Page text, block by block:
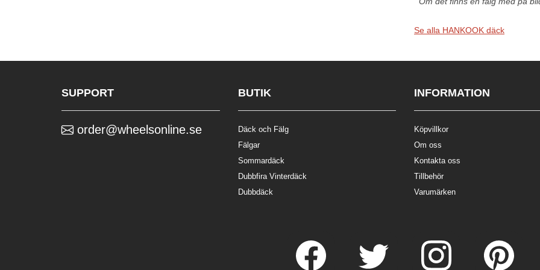
Se alla HANKOOK däck
SUPPORT
order@wheelsonline.se
BUTIK
Däck och Fälg
Fälgar
Sommardäck
Dubbfira Vinterdäck
Dubbdäck
INFORMATION
Köpvillkor
Om oss
Kontakta oss
Tillbehör
Varumärken